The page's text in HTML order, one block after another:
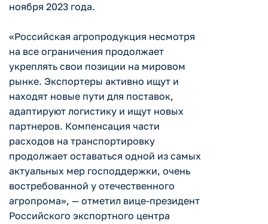
ноября 2023 года.
«Российская агропродукция несмотря
на все ограничения продолжает
укреплять свои позиции на мировом
рынке. Экспортеры активно ищут и
находят новые пути для поставок,
адаптируют логистику и ищут новых
партнеров. Компенсация части
расходов на транспортировку
продолжает оставаться одной из самых
актуальных мер господдержки, очень
востребованной у отечественного
агропрома», — отметил вице-президент
Российского экспортного центра